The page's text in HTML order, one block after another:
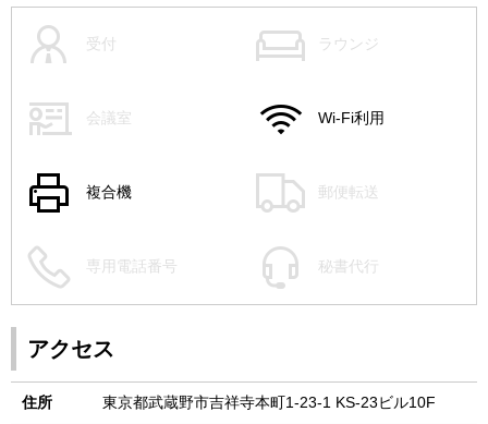
受付 ラウンジ
会議室 Wi-Fi利用
複合機 郵便転送
専用電話番号 秘書代行
アクセス
住所 東京都武蔵野市吉祥寺本町1-23-1 KS-23ビル10F